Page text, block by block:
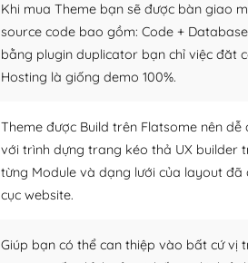
Khi mua Theme bạn sẽ được bàn giao
source code bao gồm: Code +
bằng plugin duplicator bạn chỉ việc đăt
Hosting là giống demo 100%.
Theme được Build trên Flatsome nên dễ
với trình dựng trang kéo thả UX builder
từng Module và dạng lưới của layout
cục website.
Giúp bạn có thể can thiệp vào bất cứ vị